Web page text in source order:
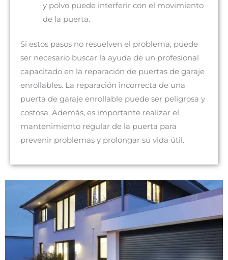
y polvo puede interferir con el movimiento
de la puerta.
Si estos pasos no resuelven el problema, puede
ser necesario buscar la ayuda de un profesional
capacitado en la reparación de puertas de garaje
enrollables. La reparación incorrecta de una
puerta de garaje enrollable puede ser peligrosa y
costosa. Además, es importante realizar el
mantenimiento regular de la puerta para
prevenir problemas y prolongar su vida útil.